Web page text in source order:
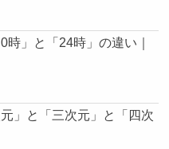
時」と「24時」の違い｜
」と「三次元」と「四次